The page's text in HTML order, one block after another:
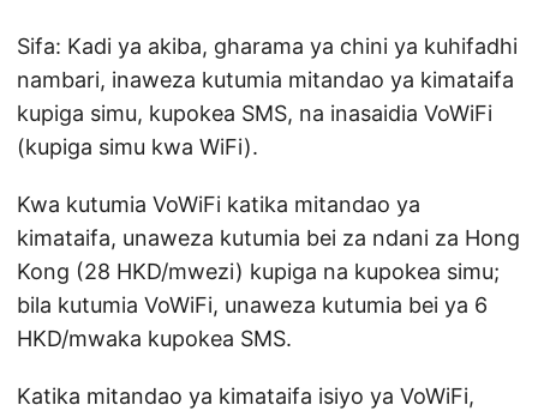
Sifa: Kadi ya akiba, gharama ya chini ya kuhifadhi
nambari, inaweza kutumia mitandao ya kimataifa
kupiga simu, kupokea SMS, na inasaidia VoWiFi
(kupiga simu kwa WiFi).
Kwa kutumia VoWiFi katika mitandao ya
kimataifa, unaweza kutumia bei za ndani za Hong
Kong (28 HKD/mwezi) kupiga na kupokea simu;
bila kutumia VoWiFi, unaweza kutumia bei ya 6
HKD/mwaka kupokea SMS.
Katika mitandao ya kimataifa isiyo ya VoWiFi,